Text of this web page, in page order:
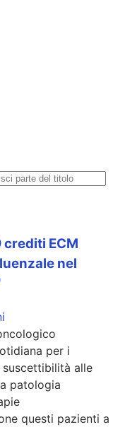
crediti ECM
nel
per i
alle
patologia
questi pazienti a